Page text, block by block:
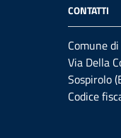
CONTATTI
Comune
Via Della
Sospirolo
Codice